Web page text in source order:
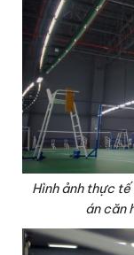
Hình ảnh thực
án căn